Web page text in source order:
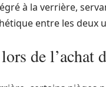
à la verrière,
entre les deux
de l’achat